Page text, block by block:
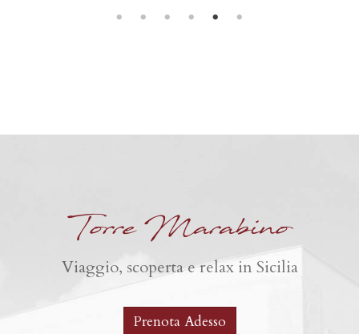
Torre Marabino
Viaggio, scoperta e relax in Sicilia
Prenota Adesso